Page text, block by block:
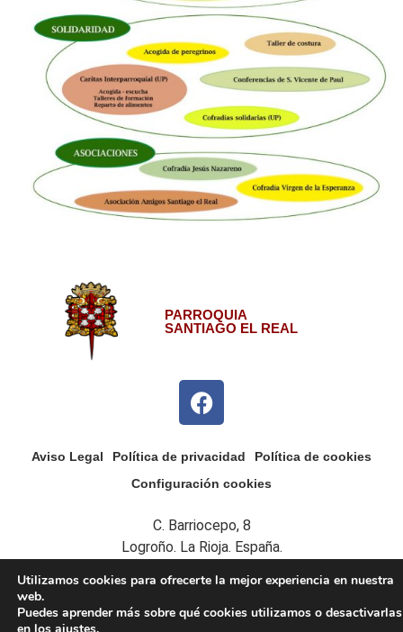
PARROQUIA
SANTIAGO EL REAL
Aviso Legal Política de privacidad
Política de cookies
Configuración cookies
C. Barriocepo, 8
Logroño. La Rioja. España.
Utilizamos cookies para ofrecerte la mejor experiencia en nuestra
web.
Puedes aprender más sobre qué cookies utilizamos o desactivarlas